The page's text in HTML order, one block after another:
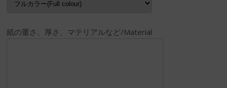
紙の重さ、厚さ、マテリアルなど/Material